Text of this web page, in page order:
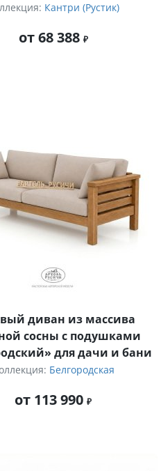
Кантри (Рустик)
от 68 388
диван из массива
сосны с подушками
для дачи и бани
Белгородская
от 113 990